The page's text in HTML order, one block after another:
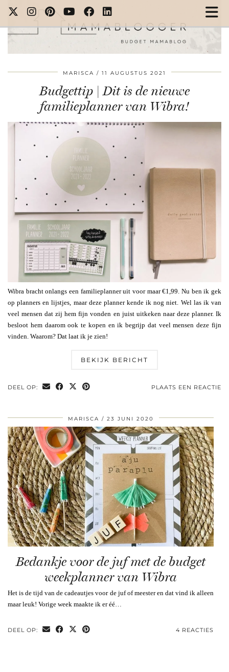
MARISCA 11 AUGUSTUS 2021
Budgettip | Dit is de nieuwe
familieplanner van Wibra!
Wibra bracht onlangs een familieplanner uit voor maar €1,99. Nu ben ik gek
op planners en lijstjes, maar deze planner kende ik nog niet. Wel las ik van
veel mensen dat zij hem fijn vonden en juist uitkeken naar deze planner. Ik
besloot hem daarom ook te kopen en ik begrijp dat veel mensen deze fijn
vinden. Waarom? Dat laat ik je zien!
BEKIJK BERICHT
DEEL OP: PLAATS EEN REACTIE
MARISCA 23 JUNI 2020
Bedankje voor de juf met de budget
weekplanner van Wibra
Het is de tijd van de cadeautjes voor de juf of meester en dat vind ik alleen
maar leuk! Vorige week maakte ik er éé…
DEEL OP: 4 REACTIES